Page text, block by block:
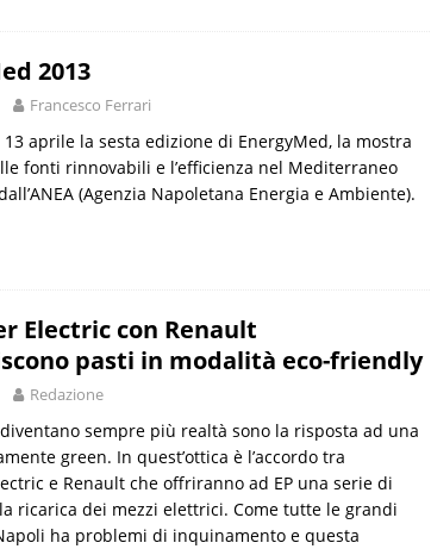
2013
Francesco Ferrari
aprile la sesta edizione di EnergyMed, la mostra
fonti rinnovabili e l’efficienza nel Mediterraneo
(Agenzia Napoletana Energia e Ambiente).
Electric con Renault
pasti in modalità eco-friendly
Redazione
sempre più realtà sono la risposta ad una
green. In quest’ottica è l’accordo tra
e Renault che offriranno ad EP una serie di
ricarica dei mezzi elettrici. Come tutte le grandi
ha problemi di inquinamento e questa